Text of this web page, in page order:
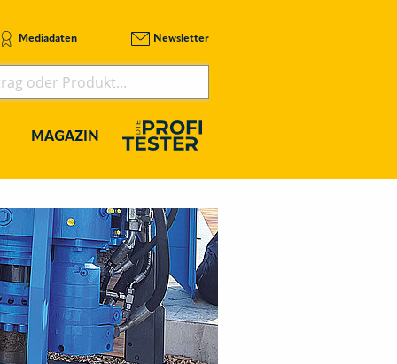
Mediadaten Newsletter
MAGAZIN